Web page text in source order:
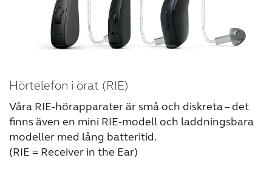
Hörtelefon i örat (RIE)
Våra RIE-hörapparater är små och diskreta – det
finns även en mini RIE-modell och laddningsbara
modeller med lång batteritid.
(RIE = Receiver in the Ear)